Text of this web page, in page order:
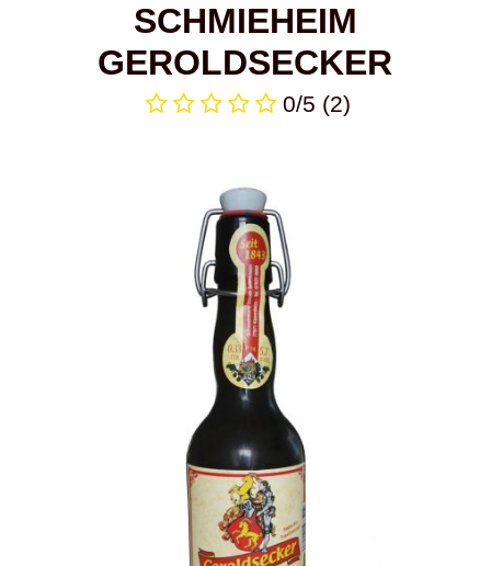
SCHMIEHEIM
GEROLDSECKER
0/5 (2)